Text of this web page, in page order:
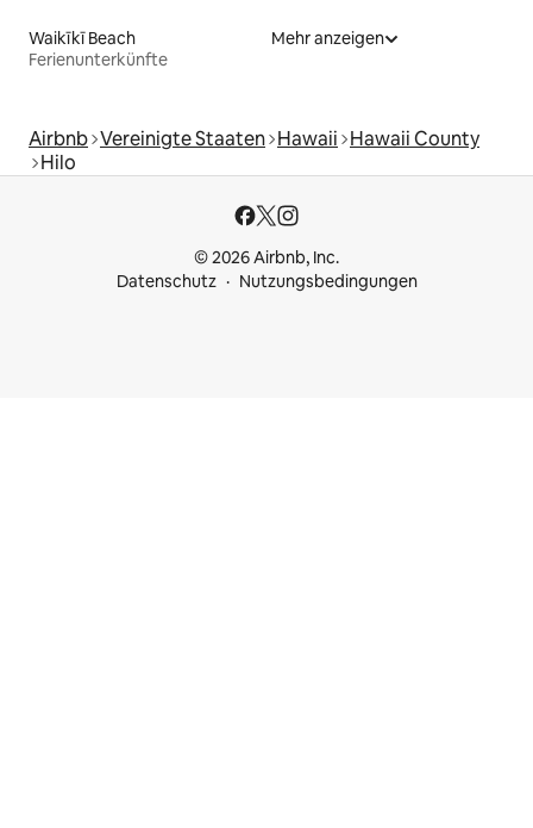
Waikīkī Beach
Ferienunterkünfte
Mehr anzeigen
Airbnb Vereinigte Staaten Hawaii Hawaii County
Hilo
© 2026 Airbnb, Inc.
Datenschutz
Nutzungsbedingungen